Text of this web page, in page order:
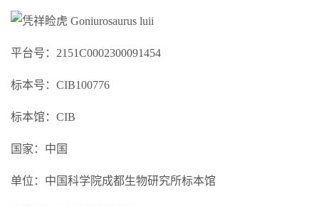
平台号：2151C0002300091454
标本号：CIB100776
标本馆：CIB
国家：中国
单位：中国科学院成都生物研究所标本馆